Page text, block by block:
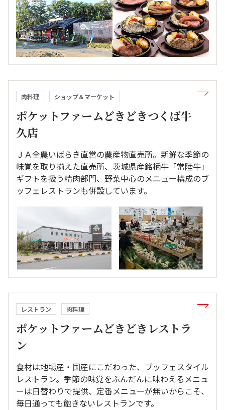
肉料理 ショップ＆マーケット
ポケットファームどきどきつくば牛
久店
ＪＡ全農いばらき直営の農産物直売所。新鮮な季節の
味覚を取り揃えた直売所、茨城県産銘柄牛「常陸牛」
ギフトを扱う精肉部門、野菜中心のメニュー構成のブ
ッフェレストランも併設しています。
レストラン 肉料理
ポケットファームどきどきレストラ
ン
食材は地場産・国産にこだわった、ブッフェスタイル
レストラン。季節の味覚をふんだんに味わえるメニュ
ーは日替わりで提供、定番メニューが無いからこそ、
毎日通っても飽きないレストランです。